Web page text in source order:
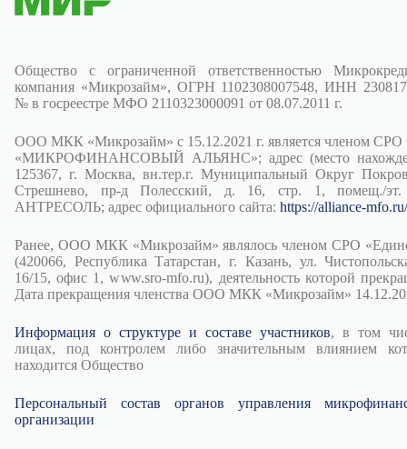
Общество с ограниченной ответственностью
компания «Микрозайм», ОГРН 1102308007548, ИНН
№ в госреестре МФО 2110323000091 от 08.07.2011 г.
ООО МКК «Микрозайм» с 15.12.2021 г. является членом
«МИКРОФИНАНСОВЫЙ АЛЬЯНС»; адрес (место
125367, г. Москва, вн.тер.г. Муниципальный Округ
Стрешнево, пр-д Полесский, д. 16, стр. 1, помещ./
АНТРЕСОЛЬ; адрес официального сайта: https://alliance-mfo.ru/
Ранее, ООО МКК «Микрозайм» являлось членом СРО
(420066, Республика Татарстан, г. Казань, ул.
16/15, офис 1, www.sro-mfo.ru), деятельность которой
Дата прекращения членства ООО МКК «Микрозайм»
Информация о структуре и составе участников, в том
лицах, под контролем либо значительным влиянием
находится Общество
Персональный состав органов управления
организации